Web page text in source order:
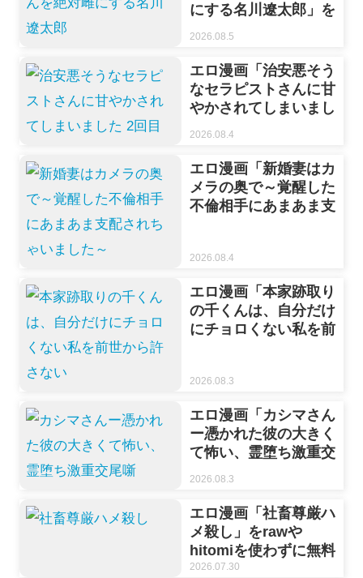
にする名川遼太郎」を
之ハミ/コロッセオ瀬
尾】
2026.08.5
エロ漫画「治安悪そう
なセラピストさんに甘
やかされてしまいまし
で読む方法【花杜みか
ん】
2026.08.4
エロ漫画「新婚妻はカ
メラの奥で～覚醒した
不倫相手にあまあま支
使わずに無料で読む方
法【露々々木もげら】
2026.08.4
エロ漫画「本家跡取り
の千くんは、自分だけ
にチョロくない私を前
に無料で読む方法【鳩
2026.08.3
エロ漫画「カシマさん
ー憑かれた彼の大きく
て怖い、霊堕ち激重交
方法【上腕百頭筋/都
築】
2026.08.3
エロ漫画「社畜尊厳ハ
メ殺し」をrawや
hitomiを使わずに無料
で読む方法【魚屋ウ
2026.07.30